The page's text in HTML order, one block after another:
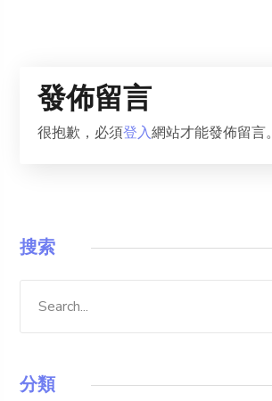
發佈留言
很抱歉，必須登入網站才能發佈留言。
搜索
分類